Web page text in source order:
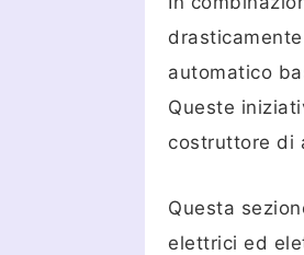
automatico
Queste
costruttore di
Questa
elettrici ed